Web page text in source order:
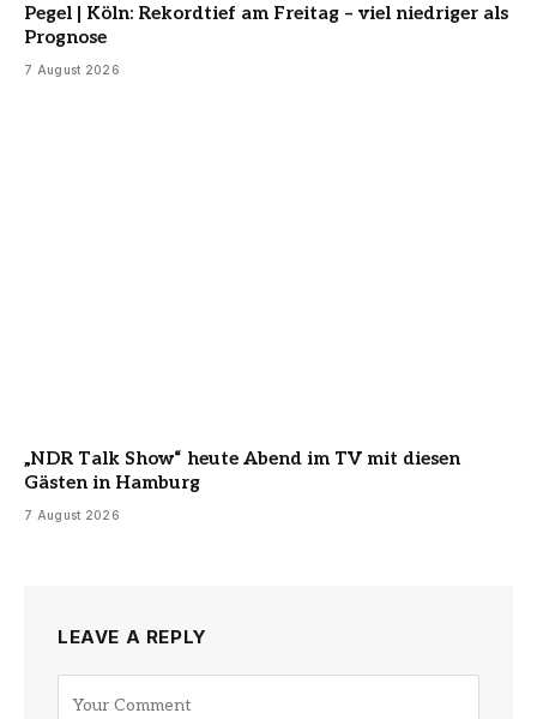
Pegel | Köln: Rekordtief am Freitag – viel niedriger als
Prognose
7 August 2026
„NDR Talk Show“ heute Abend im TV mit diesen
Gästen in Hamburg
7 August 2026
LEAVE A REPLY